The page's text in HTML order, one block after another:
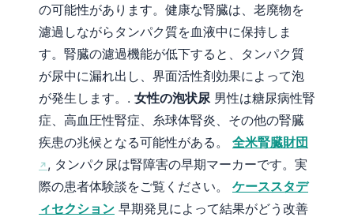
の可能性があります。健康な腎臓は、老廃物を
濾過しながらタンパク質を血液中に保持しま
す。腎臓の濾過機能が低下すると、タンパク質
が尿中に漏れ出し、界面活性剤効果によって泡
が発生します。. 女性の泡状尿 男性は糖尿病性腎
症、高血圧性腎症、糸球体腎炎、その他の腎臓
疾患の兆候となる可能性がある。 全米腎臓財団
, タンパク尿は腎障害の早期マーカーです。実
際の患者体験談をご覧ください。 ケーススタデ
ィセクション 早期発見によって結果がどう改善
Čeština
ქართული
Русский
Lietuvių kalba
Polski
한국어
Magyar